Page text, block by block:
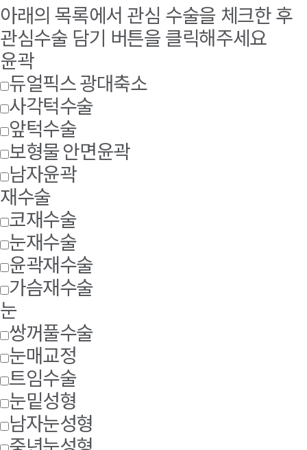
아래의 목록에서 관심 수술을 체크한 후
관심수술 담기 버튼을 클릭해주세요
윤곽
듀얼픽스 광대축소
사각턱수술
앞턱수술
보형물 안면윤곽
남자윤곽
재수술
코재수술
눈재수술
윤곽재수술
가슴재수술
눈
쌍꺼풀수술
눈매교정
트임수술
눈밑성형
남자눈성형